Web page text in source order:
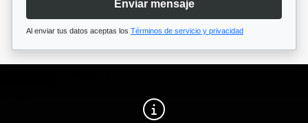
Enviar mensaje
Al enviar tus datos aceptas los Términos de servicio y privacidad